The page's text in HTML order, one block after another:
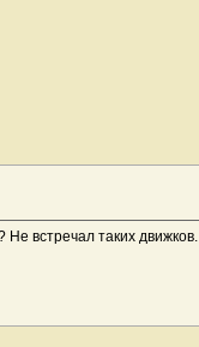
Не встречал таких движков.